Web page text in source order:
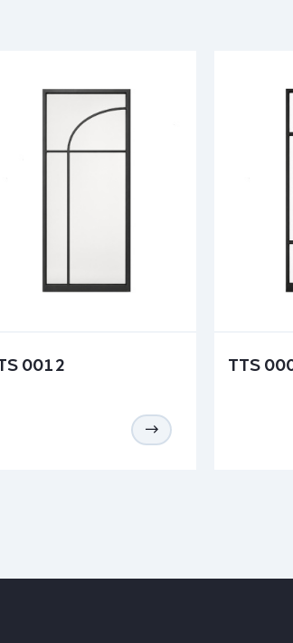
0012 TTS